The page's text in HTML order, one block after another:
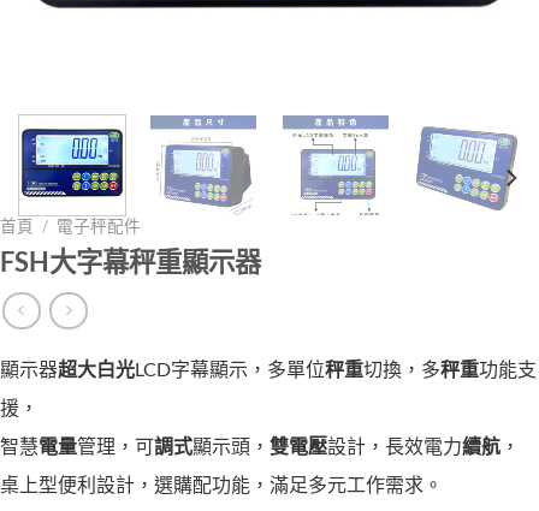
首頁 / 電子秤配件
FSH大字幕秤重顯示器
顯示器超大白光LCD字幕顯示，多單位秤重切換，多秤重功能支
援，
智慧電量管理，可調式顯示頭， 雙電壓設計，長效電力續航 ，
桌上型便利設計，選購配功能，滿足多元工作需求。